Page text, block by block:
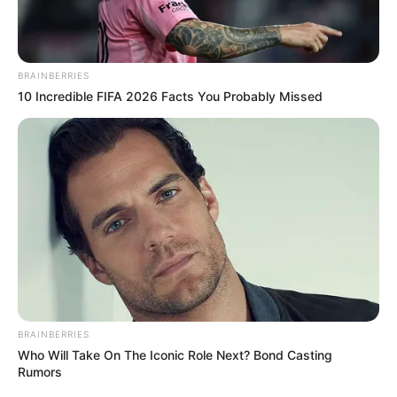
de frente."
ACS viram parceiros estratégicos da vigilância
Para a fiscal Dorilea Pantoja, do Departamento Estadual de
Vigilância Sanitária, o envolvimento dos ACS e ACE é estratégico
para ampliar o alcance das informações.
BRAINBERRIES
10 Incredible FIFA 2026 Facts You Probably Missed
BRAINBERRIES
Who Will Take On The Iconic Role Next? Bond Casting
Rumors